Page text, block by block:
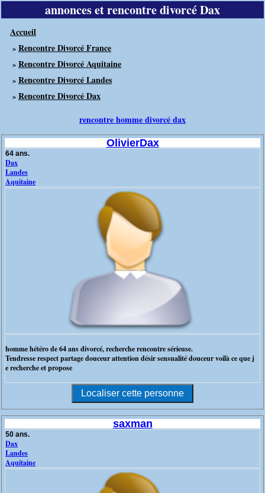
annonces et rencontre divorcé Dax
Accueil
» Rencontre Divorcé France
» Rencontre Divorcé Aquitaine
» Rencontre Divorcé Landes
» Rencontre Divorcé Dax
rencontre homme divorcé dax
OlivierDax
64 ans.
Dax
Landes
Aquitaine
homme hétéro de 64 ans divorcé, recherche rencontre sérieuse.
Tendresse respect partage douceur attention désir sensualité douceur voilà ce que j
e recherche et propose
saxman
50 ans.
Dax
Landes
Aquitaine